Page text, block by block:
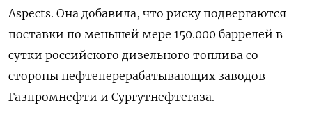
Aspects. Она добавила, что риску подвергаются
поставки по меньшей мере 150.000 баррелей в
сутки российского дизельного топлива со
стороны нефтеперерабатывающих заводов
Газпромнефти и Сургутнефтегаза.